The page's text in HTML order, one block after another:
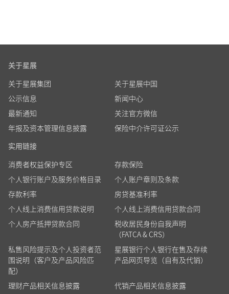
关于星展
关于星展集团
关于星展中国
公示信息
新闻中心
最新通知
关注官方微信
年报及资本管理信息披露
保险中介许可证公示
实用链接
消费者权益保护专区
存款保险
个人银行账户及服务价格目录
个人账户章则及条款
存款利率
房贷基准利率
个人线上消费信用贷款说明
个人线上消费信用贷款合同
个人房产抵押贷款合同
税收居民身份自我声明
（FATCA & CRS）
私售风险提示及个人投资者范
围说明（客户及产品风险匹
配）
星展银行个人银行在售及存续
产品网页导览（自有及代销）
理财产品相关信息披露
代销产品相关信息披露